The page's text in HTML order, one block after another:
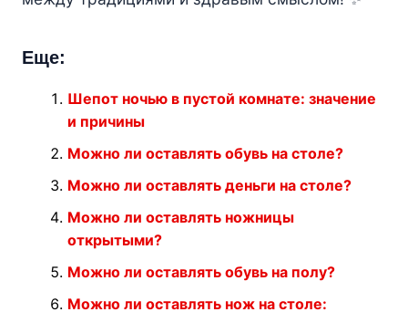
Еще:
Шепот ночью в пустой комнате: значение
и причины
Можно ли оставлять обувь на столе?
Можно ли оставлять деньги на столе?
Можно ли оставлять ножницы
открытыми?
Можно ли оставлять обувь на полу?
Можно ли оставлять нож на столе: